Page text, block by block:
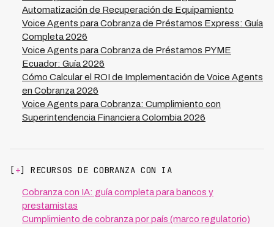
(write-off completo) versus gestionar con IA
típicamente muestra ROI 5-15X.
Automatización de Recuperación de Equipamiento
Voice Agents para Cobranza de Préstamos Express: Guía
Completa 2026
Voice Agents para Cobranza de Préstamos PYME
Ecuador: Guía 2026
Cómo Calcular el ROI de Implementación de Voice Agents
en Cobranza 2026
Voice Agents para Cobranza: Cumplimiento con
Superintendencia Financiera Colombia 2026
[ +] RECURSOS DE COBRANZA CON IA
Cobranza con IA: guía completa para bancos y
prestamistas
Cumplimiento de cobranza por país (marco regulatorio)